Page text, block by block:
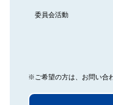
委員会活動
※ご希望の方は、お問い合